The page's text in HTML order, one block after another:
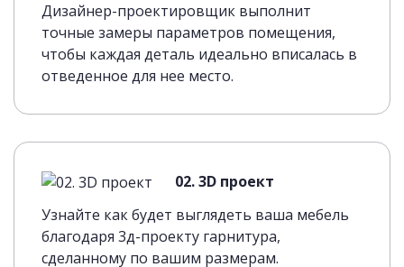
Дизайнер-проектировщик выполнит
точные замеры параметров помещения,
чтобы каждая деталь идеально вписалась в
отведенное для нее место.
02. 3D проект
Узнайте как будет выглядеть ваша мебель
благодаря 3д-проекту гарнитура,
сделанному по вашим размерам.